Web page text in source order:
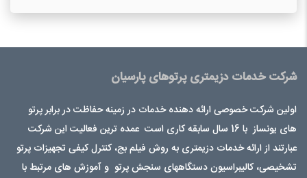
شرکت خدمات دزیمتری پرتوهای پارسیان
اولین شرکت خصوصی ارائه دهنده خدمات در زمینه حفاظت در برابر پرتو
های یونساز با 16 سال سابقه کاری است عمده ترین فعالیت این شرکت
عبارتند از ارائه خدمات دزیمتری به روش فیلم بج، کنترل کیفی تجهیزات پرتو
تشخیصی، کالیبراسیون دستگاههای سنجش پرتو و آموزش های مرتبط با